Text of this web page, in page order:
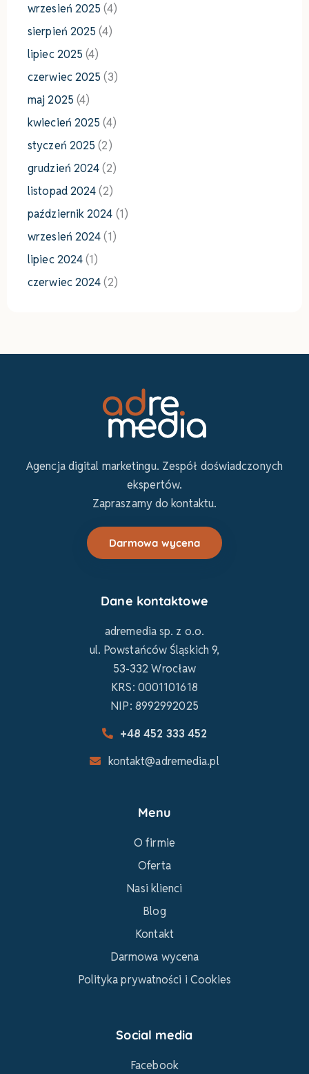
wrzesień 2025 (4)
sierpień 2025 (4)
lipiec 2025 (4)
czerwiec 2025 (3)
maj 2025 (4)
kwiecień 2025 (4)
styczeń 2025 (2)
grudzień 2024(2)
listopad 2024(2)
październik 2024 (1)
wrzesień 2024(1)
lipiec 2024(1)
czerwiec 2024(2)
Agencja digital marketingu. Zespół doświadczonych
ekspertów.
Zapraszamy do kontaktu.
Darmowa wycena
Dane kontaktowe
adremedia sp. z o.o.
ul. Powstańców Śląskich 9,
53-332 Wrocław
KRS: 0001101618
NIP: 8992992025
+48 452 333 452
kontakt@adremedia.pl
Menu
O firmie
Oferta
Nasi klienci
Blog
Kontakt
Darmowa wycena
Polityka prywatności i Cookies
Social media
Facebook